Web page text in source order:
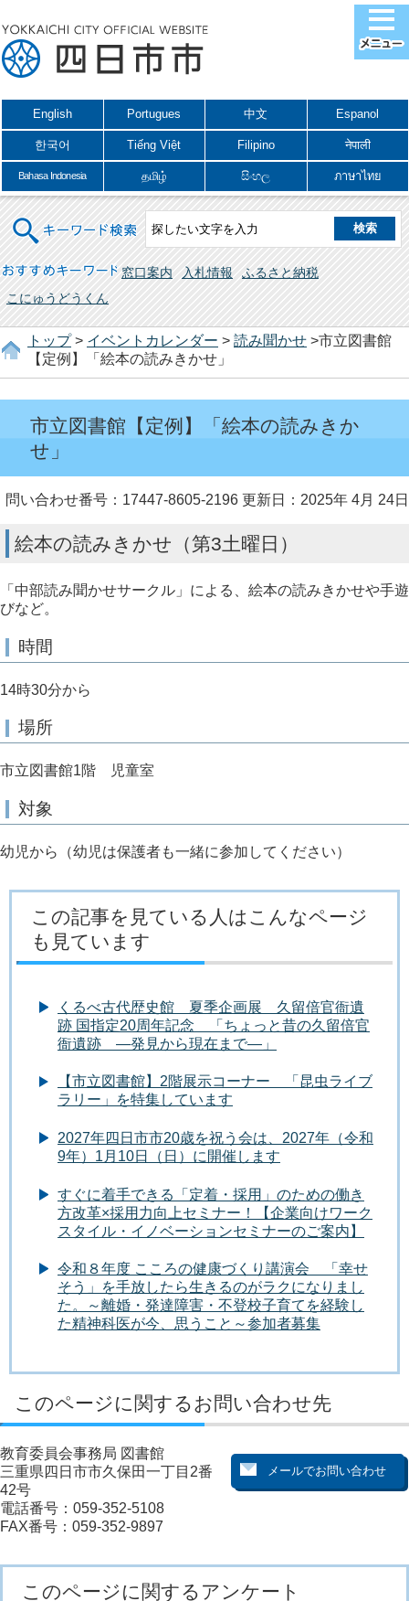
English Portugues 中文 Espanol
한국어 Tiếng Việt Filipino नेपाली
Bahasa Indonesia தமிழ் සිංහල ภาษาไทย
キーワード検索
おすすめキーワード 窓口案内 入札情報
ふるさと納税
こにゅうどうくん
トップ> イベントカレンダー > 読み聞かせ >市立図書館
【定例】「絵本の読みきかせ」
市立図書館【定例】「絵本の読みきか
せ」
問い合わせ番号：17447-8605-2196 更新日：2025年 4月 24日
絵本の読みきかせ（第3土曜日）
「中部読み聞かせサークル」による、絵本の読みきかせや手遊
びなど。
時間
14時30分から
場所
市立図書館1階 児童室
対象
幼児から（幼児は保護者も一緒に参加してください）
この記事を見ている人はこんなページ
も見ています
くるべ古代歴史館 夏季企画展 久留倍官衙遺
跡 国指定20周年記念 「ちょっと昔の久留倍官
衙遺跡 ―発見から現在まで―」
【市立図書館】2階展示コーナー 「昆虫ライブ
ラリー」を特集しています
2027年四日市市20歳を祝う会は、2027年（令和
9年）1月10日（日）に開催します
すぐに着手できる「定着・採用」のための働き
方改革×採用力向上セミナー！【企業向けワーク
スタイル・イノベーションセミナーのご案内】
令和８年度 こころの健康づくり講演会 「幸せ
そう」を手放したら生きるのがラクになりまし
た。～離婚・発達障害・不登校子育てを経験し
た精神科医が今、思うこと～参加者募集
このページに関するお問い合わせ先
教育委員会事務局 図書館
三重県四日市市久保田一丁目2番
42号
電話番号：059-352-5108
FAX番号：059-352-9897
このページに関するアンケート